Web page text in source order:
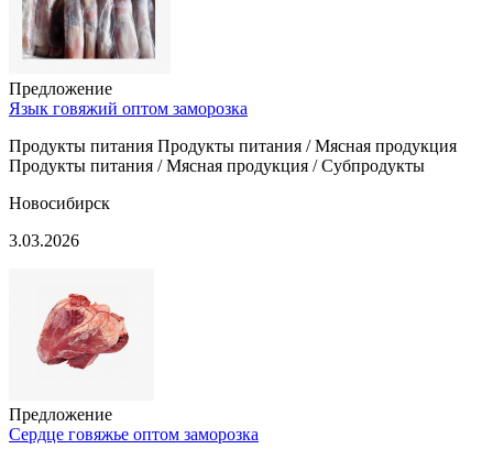
Предложение
Язык говяжий оптом заморозка
Продукты питания Продукты питания / Мясная продукция
Продукты питания / Мясная продукция / Субпродукты
Новосибирск
3.03.2026
Предложение
Сердце говяжье оптом заморозка